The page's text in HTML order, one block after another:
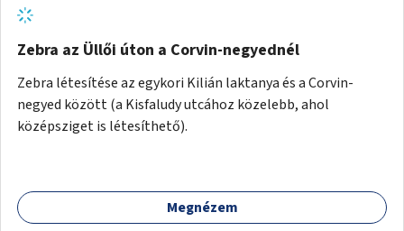
Zebra az Üllői úton a Corvin-negyednél
Zebra létesítése az egykori Kilián laktanya és a Corvin-
negyed között (a Kisfaludy utcához közelebb, ahol
középsziget is létesíthető).
Megnézem